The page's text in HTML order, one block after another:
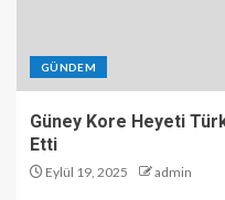
GÜNDEM
Güney Kore Heyeti
Etti
Eylül 19, 2025 admin